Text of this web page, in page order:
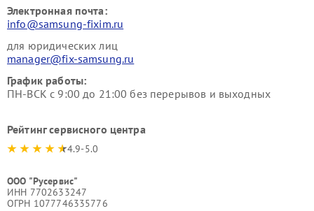
Электронная почта:
info@samsung-fixim.ru
для юридических лиц
manager@fix-samsung.ru
График работы:
ПН-ВСК с 9:00 до 21:00 без перерывов и выходных
Рейтинг сервисного центра
4.9-5.0
ООО "Русервис"
ИНН 7702633247
ОГРН 1077746335776